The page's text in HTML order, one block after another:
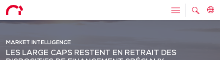
MARKET INTELLIGENCE
LES LARGE CAPS RESTENT EN RETRAIT DES